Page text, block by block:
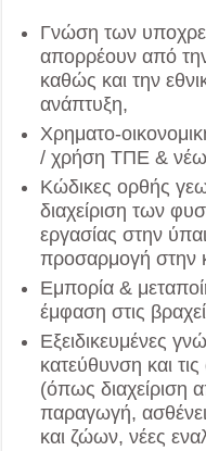
Γνώση των
απορρέουν από
καθώς και την
ανάπτυξη,
Χρηματο-
/ χρήση ΤΠΕ &
Κώδικες ορθής
διαχείριση των
εργασίας στην
προσαρμογή στην
Εμπορία &
έμφαση στις
Εξειδικευμένες
κατεύθυνση και
(όπως διαχείριση
παραγωγή,
και ζώων, νέες